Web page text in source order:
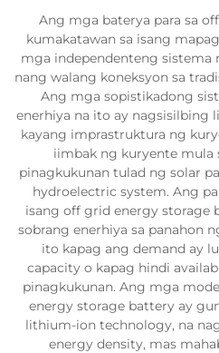
Ang mga baterya para sa
kumakatawan sa isang
mga independenteng sistema
nang walang koneksyon sa
Ang mga sopistikadong
enerhiya na ito ay nagsisilbing
kayang imprastruktura ng
iimbak ng kuryente mula
pinagkukunan tulad ng solar
hydroelectric system. Ang
isang off grid energy storage
sobrang enerhiya sa panahon
ito kapag ang demand ay
capacity o kapag hindi
pinagkukunan. Ang mga
energy storage battery ay
lithium-ion technology, na
energy density, mas